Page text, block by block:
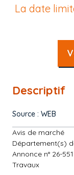
La date
Descriptif
Source : WEB
Avis de marché
Département(s)
Annonce n° 26-
Travaux